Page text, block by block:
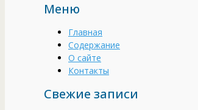
Меню
Главная
Содержание
О сайте
Контакты
Свежие записи